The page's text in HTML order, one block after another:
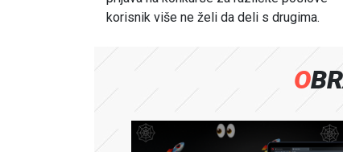
korisnik više ne želi da deli s drugima.